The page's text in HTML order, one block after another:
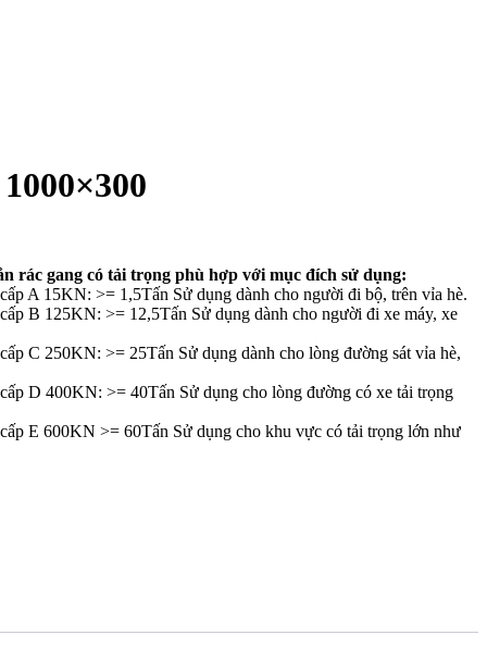
rác gang có tải trọng phù hợp với mục đích sử dụng:
A 15KN: >= 1,5Tấn Sử dụng dành cho người đi bộ, trên vỉa hè.
B 125KN: >= 12,5Tấn Sử dụng dành cho người đi xe máy, xe
C 250KN: >= 25Tấn Sử dụng dành cho lòng đường sát vỉa hè,
D 400KN: >= 40Tấn Sử dụng cho lòng đường có xe tải trọng
E 600KN >= 60Tấn Sử dụng cho khu vực có tải trọng lớn như